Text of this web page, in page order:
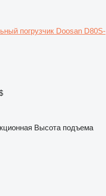
погрузчик Doosan D80S-
Высота подъема